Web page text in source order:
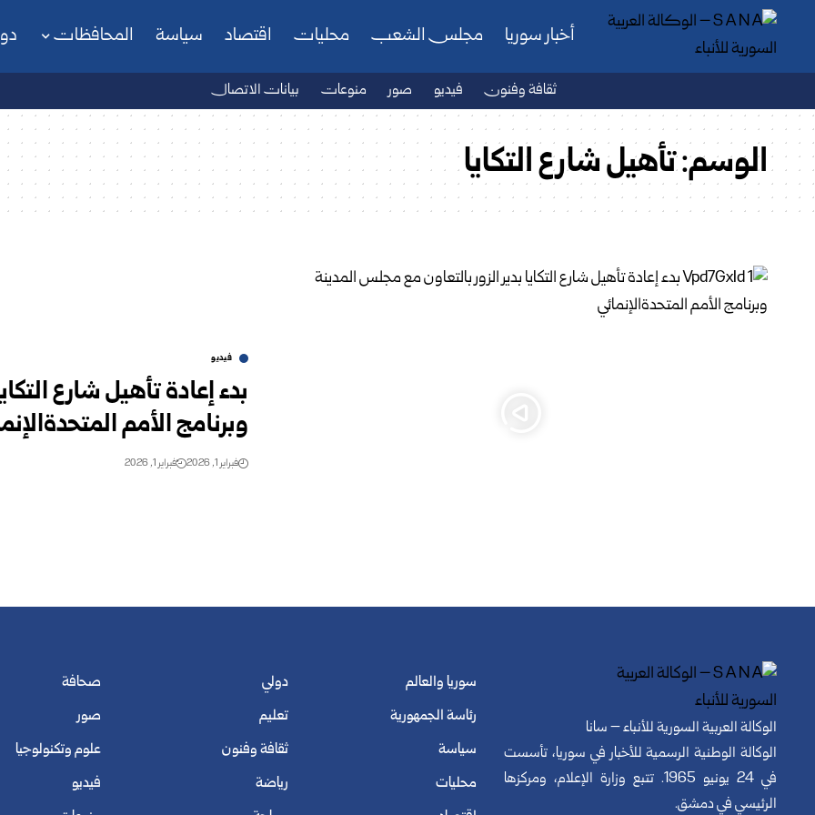
أخبار سوريا مجلس الشعب محليات اقتصاد سياسة المحافظات
ثقافة وفنون فيديو صور منوعات بيانات الاتصال
الوسم:تأهيل شارع التكايا
فيديو
بدء إعادة تأهيل شارع
وبرنامج الأمم
فبراير 1, 2026 فبراير 1, 2026
الوكالة العربية السورية للأنباء – سانا
الوكالة الوطنية الرسمية للأخبار في سوريا، تأسست
في 24 يونيو 1965. تتبع وزارة الإعلام، ومركزها
الرئيسي في دمشق.
سوريا والعالم
رئاسة الجمهورية
سياسة
محليات
دولي
تعليم
ثقافة وفنون
رياضة
صحافة
صور
علوم وتكنولوجيا
فيديو